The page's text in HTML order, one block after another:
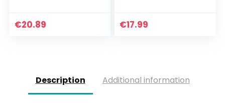
heren, functionele
€20.89
joggen fietsen tas
€17.99
Description Additional information